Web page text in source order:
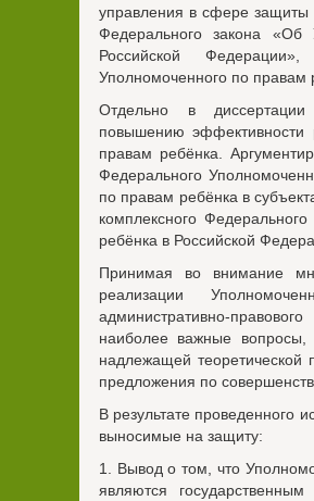
управления в сфере защиты
Федерального закона
Российской
Уполномоченного по правам
Отдельно в
повышению эффективности
правам ребёнка.
Федерального
по правам ребёнка в
комплексного
ребёнка в Российской
Принимая во внимание
реализации
административно-
наиболее важные
надлежащей
предложения по
В результате проведенного
выносимые на защиту:
1. Вывод о том, что
являются